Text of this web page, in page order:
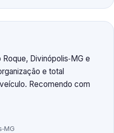
Divinópolis‑MG e
e total
Recomendo com